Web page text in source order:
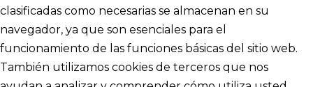
clasificadas como necesarias se almacenan en su
navegador, ya que son esenciales para el
funcionamiento de las funciones básicas del sitio web.
También utilizamos cookies de terceros que nos